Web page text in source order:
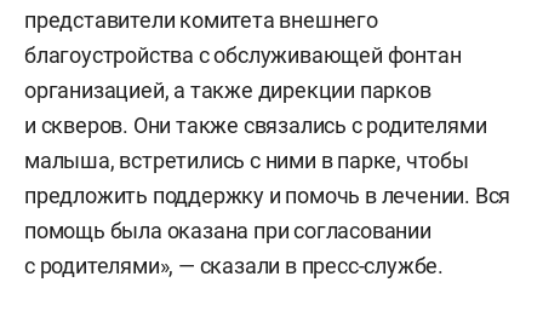
представители комитета внешнего
благоустройства с обслуживающей фонтан
организацией, а также дирекции парков
и скверов. Они также связались с родителями
малыша, встретились с ними в парке, чтобы
предложить поддержку и помочь в лечении. Вся
помощь была оказана при согласовании
с родителями», — сказали в пресс-службе.